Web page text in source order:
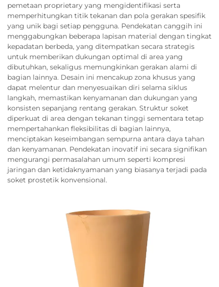
pemetaan proprietary yang mengidentifikasi serta
memperhitungkan titik tekanan dan pola gerakan spesifik
yang unik bagi setiap pengguna. Pendekatan canggih ini
menggabungkan beberapa lapisan material dengan tingkat
kepadatan berbeda, yang ditempatkan secara strategis
untuk memberikan dukungan optimal di area yang
dibutuhkan, sekaligus memungkinkan gerakan alami di
bagian lainnya. Desain ini mencakup zona khusus yang
dapat melentur dan menyesuaikan diri selama siklus
langkah, memastikan kenyamanan dan dukungan yang
konsisten sepanjang rentang gerakan. Struktur soket
diperkuat di area dengan tekanan tinggi sementara tetap
mempertahankan fleksibilitas di bagian lainnya,
menciptakan keseimbangan sempurna antara daya tahan
dan kenyamanan. Pendekatan inovatif ini secara signifikan
mengurangi permasalahan umum seperti kompresi
jaringan dan ketidaknyamanan yang biasanya terjadi pada
soket prostetik konvensional.